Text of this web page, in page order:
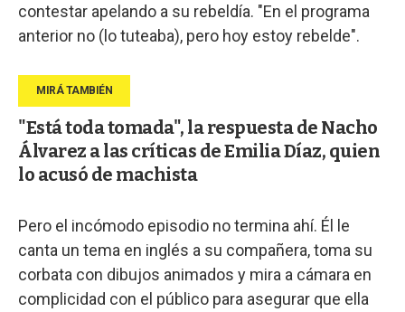
contestar apelando a su rebeldía. "En el programa
anterior no (lo tuteaba), pero hoy estoy rebelde".
"Está toda tomada", la respuesta de Nacho
Álvarez a las críticas de Emilia Díaz, quien
lo acusó de machista
Pero el incómodo episodio no termina ahí. Él le
canta un tema en inglés a su compañera, toma su
corbata con dibujos animados y mira a cámara en
complicidad con el público para asegurar que ella